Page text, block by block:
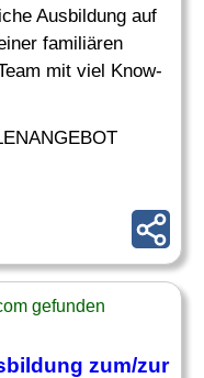
Ausbildung auf
familiären
mit viel Know-
gefunden
zum/zur